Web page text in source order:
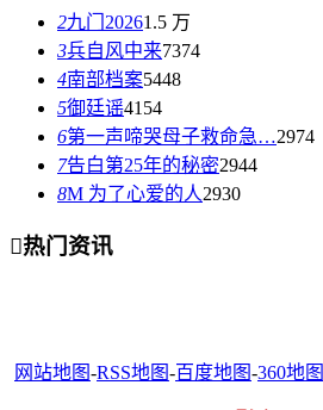
2九门20261.5 万
3兵自风中来7374
4南部档案5448
5御廷谣4154
6第一声啼哭母子救命急…2974
7告白第25年的秘密2944
8M 为了心爱的人2930
热门资讯
网站地图-RSS地图-百度地图-360地图